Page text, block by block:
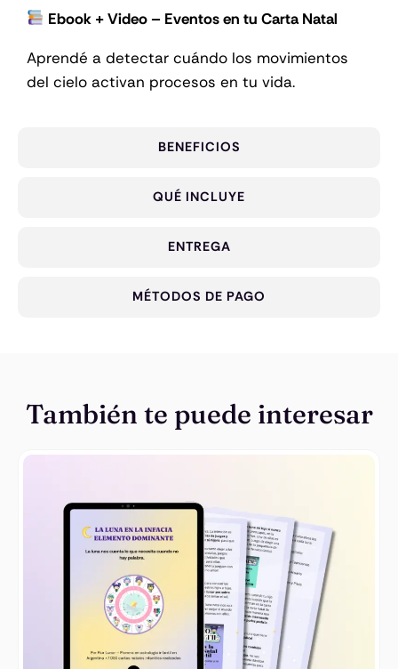
BENEFICIOS
QUÉ INCLUYE
ENTREGA
MÉTODOS DE PAGO
Ebook + Video – Eventos en tu Carta Natal
Aprendé a detectar cuándo los movimientos
del cielo activan procesos en tu vida.
También te puede interesar